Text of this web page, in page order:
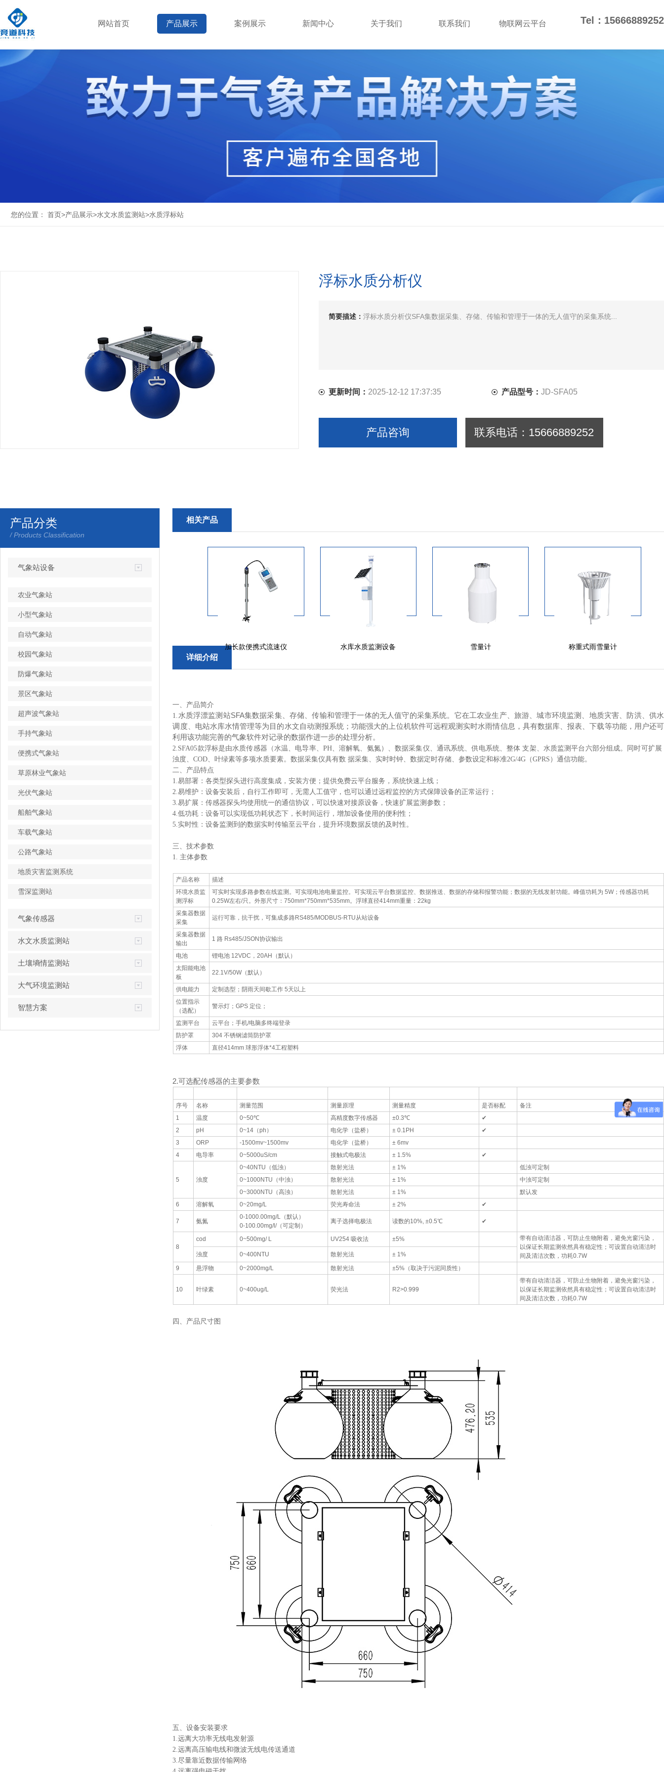
网站首页 产品展示 案例展示 新闻中心 关于我们 联系我们 物联网云平台 Tel：15666889252
您的位置： 首页>产品展示>水文水质监测站>水质浮标站
浮标水质分析仪
简要描述：浮标水质分析仪SFA集数据采集、存储、传输和管理于一体的无人值守的采集系统...
更新时间： 2025-12-12 17:37:35 产品型号： JD-SFA05
产品咨询 联系电话：15666889252
产品分类
/ Products Classification
气象站设备
农业气象站
小型气象站
自动气象站
校园气象站
防爆气象站
景区气象站
超声波气象站
手持气象站
便携式气象站
草原林业气象站
光伏气象站
船舶气象站
车载气象站
公路气象站
地质灾害监测系统
雪深监测站
气象传感器
水文水质监测站
土壤墒情监测站
大气环境监测站
智慧方案
相关产品
加长款便携式流速仪 水库水质监测设备 雪量计 称重式雨雪量计
详细介绍
一、产品简介
1. 水质浮漂监测站SFA集数据采集、存储、传输和管理于一体的无人值守的采集系统。它在工农业生产、旅游、城市环境监测、地质灾害、防洪、供水
调度、电站水库水情管理等为目的水文自动测报系统；功能强大的上位机软件可远程观测实时水雨情信息，具有数据库、报表、下载等功能，用户还可
利用该功能完善的气象软件对记录的数据作进一步的处理分析。
2.SFA05款浮标是由水质传感器（水温、电导率、PH、溶解氧、氨氮）、数据采集仪、通讯系统、供电系统、整体 支架、水质监测平台六部分组成。同时可扩展
浊度、COD、叶绿素等多项水质要素。数据采集仪具有数 据采集、实时时钟、数据定时存储、参数设定和标准2G/4G（GPRS）通信功能。
二、产品特点
1.易部署：各类型探头进行高度集成，安装方便；提供免费云平台服务，系统快速上线；
2.易维护：设备安装后，自行工作即可，无需人工值守，也可以通过远程监控的方式保障设备的正常运行；
3.易扩展：传感器探头均使用统一的通信协议，可以快速对接原设备，快速扩展监测参数；
4.低功耗：设备可以实现低功耗状态下，长时间运行，增加设备使用的便利性；
5.实时性：设备监测到的数据实时传输至云平台，提升环境数据反馈的及时性。
三、技术参数
1. 主体参数
产品名称
描述
环境水质监
测浮标
可实时实现多路参数在线监测。可实现电池电量监控。可实现云平台数据监控、数据推送、数据的存储和报警功能；数据的无线发射功能。峰值功耗为 5W；传感器功耗
0.25W左右/只。外形尺寸：750mm*750mm*535mm。浮球直径414mm重量：22kg
采集器数据
采集
运行可靠，抗干扰，可集成多路RS485/MODBUS-RTU从站设备
采集器数据
输出
1 路 Rs485/JSON协议输出
电池
锂电池 12VDC，20AH（默认）
太阳能电池
板
22.1V/50W（默认）
供电能力
定制选型；阴雨天间歇工作 5天以上
位置指示
（选配）
警示灯；GPS 定位；
监测平台
云平台；手机/电脑多终端登录
防护罩
304 不锈钢滤筒防护罩
浮体
直径414mm 球形浮体*4工程塑料
2.可选配传感器的主要参数
序号 名称 测量范围 测量原理 测量精度 是否标配
备注
1
温度 0~50℃ 高精度数字传感器 ±0.3℃
✔
2
pH 0~14（ph） 电化学（盐桥） ± 0.1PH
✔
3
ORP -1500mv~1500mv 电化学（盐桥）
± 6mv
4
电导率 0~5000uS/cm 接触式电极法 ± 1.5% ✔
5 浊度
0~40NTU（低浊） 散射光法 ± 1%
低浊可定制
0~1000NTU（中浊）
散射光法 ± 1%
中浊可定制
0~3000NTU（高浊）
散射光法 ± 1%
默认发
6
溶解氧 0~20mg/L 荧光寿命法 ± 2% ✔
7 氨氮
0-1000.00mg/L（默认）
0-100.00mg/l/（可定制）
离子选择电极法 读数的10%, ±0.5℃ ✔
8
cod 0~500mg/ L UV254 吸收法 ±5%
带有自动清洁器，可防止生物附着，避免光窗污染，
以保证长期监测依然具有稳定性；可设置自动清洁时
间及清洁次数，功耗0.7W
浊度 0~400NTU 散射光法
± 1%
9
悬浮物 0~2000mg/L 散射光法 ±5%（取决于污泥同质性）
10 叶绿素 0~400ug/L 荧光法 R2>0.999
带有自动清洁器，可防止生物附着，避免光窗污染，
以保证长期监测依然具有稳定性；可设置自动清洁时
间及清洁次数，功耗0.7W
四、产品尺寸图
五、设备安装要求
1.远离大功率无线电发射源
2.远离高压输电线和微波无线电传送通道
3.尽量靠近数据传输网络